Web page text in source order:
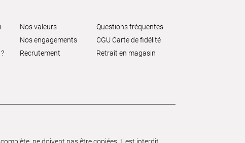
Nos valeurs
Nos engagements
Recrutement
Questions fréquentes
CGU Carte de fidélité
Retrait en magasin